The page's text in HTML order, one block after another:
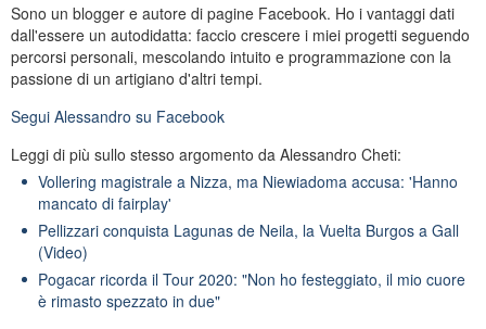
Sono un blogger e autore di pagine Facebook. Ho i vantaggi dati
dall'essere un autodidatta: faccio crescere i miei progetti seguendo
percorsi personali, mescolando intuito e programmazione con la
passione di un artigiano d'altri tempi.
Segui Alessandro su Facebook
Leggi di più sullo stesso argomento da Alessandro Cheti:
Vollering magistrale a Nizza, ma Niewiadoma accusa: 'Hanno
mancato di fairplay'
Pellizzari conquista Lagunas de Neila, la Vuelta Burgos a Gall
(Video)
Pogacar ricorda il Tour 2020: "Non ho festeggiato, il mio cuore
è rimasto spezzato in due"